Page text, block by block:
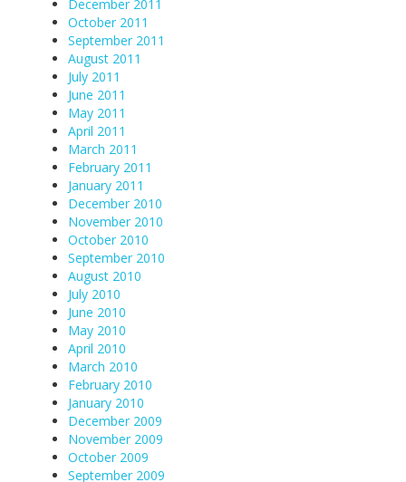
December 2011
October 2011
September 2011
August 2011
July 2011
June 2011
May 2011
April 2011
March 2011
February 2011
January 2011
December 2010
November 2010
October 2010
September 2010
August 2010
July 2010
June 2010
May 2010
April 2010
March 2010
February 2010
January 2010
December 2009
November 2009
October 2009
September 2009